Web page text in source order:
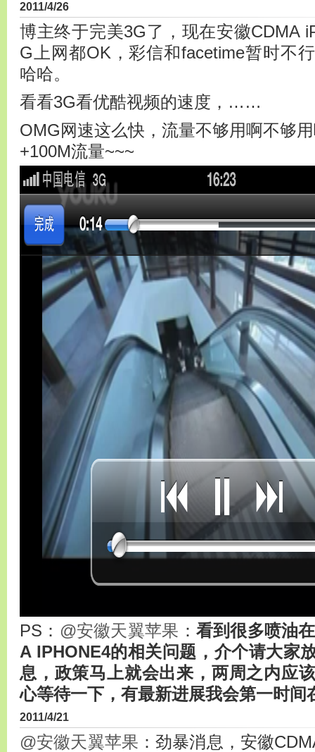
2011/4/26
博主终于完美3G了，现在安徽CDMA
G上网都OK，彩信和facetime暂时不
哈哈。
看看3G看优酷视频的速度，……
OMG网速这么快，流量不够用啊不够
+100M流量~~~
PS： @安徽天翼苹果 ： 看到很多喷油
A IPHONE4的相关问题，介个请大家
息，政策马上就会出来，两周之内应
心等待一下，有最新进展我会第一时间
2011/4/21
@安徽天翼苹果 ：劲暴消息，安徽